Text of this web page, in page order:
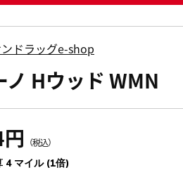
ドラッグe-shop
ノ Hウッド WMN
（税込）
4 マイル (1倍)